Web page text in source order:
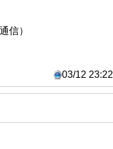
信）
03/12 23:22